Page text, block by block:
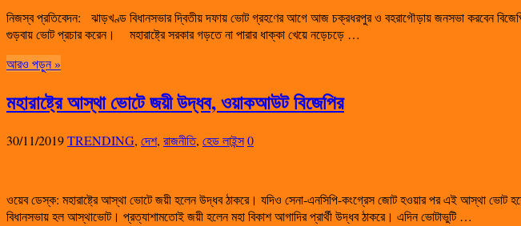
নিজস্ব প্রতিবেদন: ঝাড়খণ্ড বিধানসভার দ্বিতীয় দফায় ভোট গ্রহণের আগে আজ চক্রধরপুর ও বহরাগৌড়ায় জনসভা করবেন
গুড়বায় ভোট প্রচার করেন। মহারাষ্ট্রে সরকার গড়তে না পারার ধাক্কা খেয়ে নড়েচড়ে …
আরও পড়ুন »
মহারাষ্ট্রে আস্থা ভোটে জয়ী উদ্ধব, ওয়াকআউট বিজেপির
30/11/2019TRENDING, দেশ, রাজনীতি, হেড লাইন্স0
ওয়েব ডেস্ক: মহারাষ্ট্রে আস্থা ভোটে জয়ী হলেন উদ্ধব ঠাকরে। যদিও সেনা-এনসিপি-কংগ্রেস জোট হওয়ার পর এই আস্থা ভোট
বিধানসভায় হল আস্থাভোট। প্রত্যাশামতোই জয়ী হলেন মহা বিকাশ আগাদির প্রার্থী উদ্ধব ঠাকরে। এদিন ভোটাভুটি …